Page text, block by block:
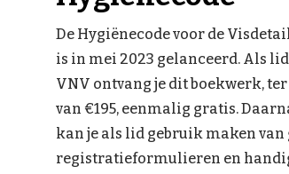
De Hygiënecode voor de
is in mei 2023 gelanceerd. Als
VNV ontvang je dit boekwerk,
van €195, eenmalig gratis.
kan je als lid gebruik maken van
registratieformulieren en